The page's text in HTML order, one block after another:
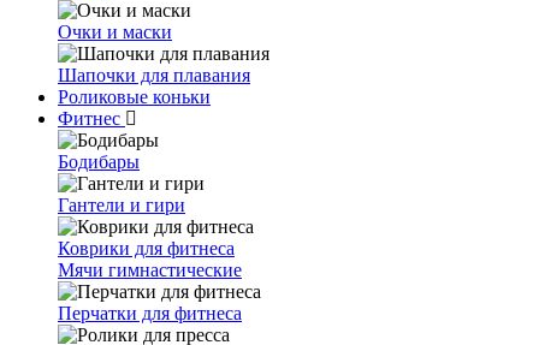
Очки и маски
Шапочки для плавания
Роликовые коньки
Фитнес
Бодибары
Гантели и гири
Коврики для фитнеса
Мячи гимнастические
Перчатки для фитнеса